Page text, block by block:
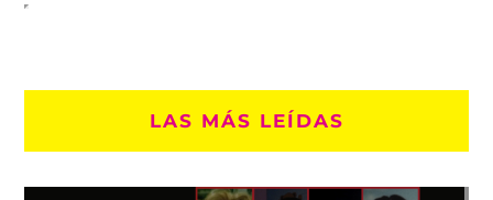
LAS MÁS LEÍDAS